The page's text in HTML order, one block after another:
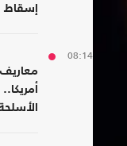
إسقاط
08:14